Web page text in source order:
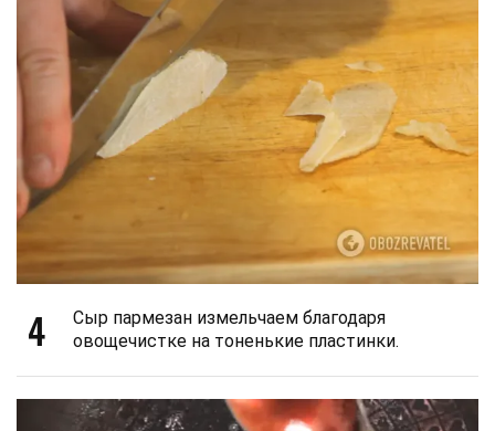
4
Сыр пармезан измельчаем благодаря
овощечистке на тоненькие пластинки.